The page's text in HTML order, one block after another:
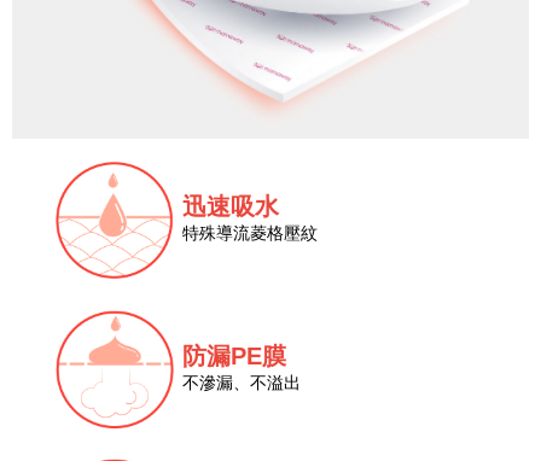
迅速吸水
特殊導流菱格壓紋
防漏PE膜
不滲漏、不溢出